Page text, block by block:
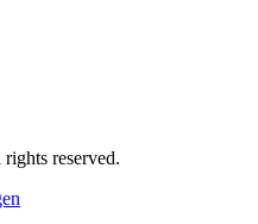
reserved.